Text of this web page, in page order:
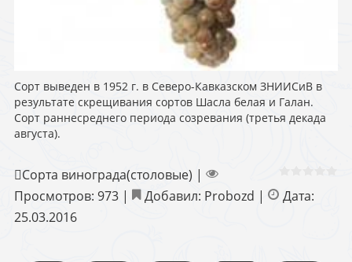
Сорт выведен в 1952 г. в Северо-Кавказском ЗНИИСиВ в
результате скрещивания сортов Шасла белая и Галан.
Сорт раннесреднего периода созревания (третья декада
августа).
Сорта винограда(столовые) |
Просмотров: 973 | Добавил: Probozd |
Дата:
25.03.2016